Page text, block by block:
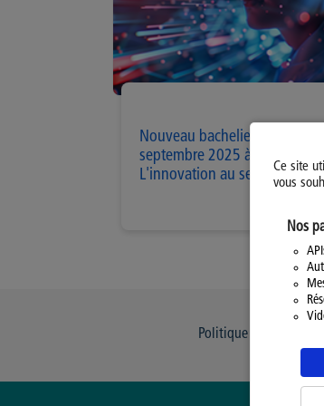
Ce site
vous
Nos
Nouveau bachelier en Jeu
septembre 2025 à Charleroi :
L'innovation au service des
Politique d’utilisation